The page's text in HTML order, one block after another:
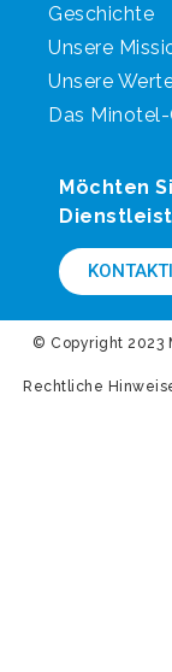
Geschichte
Unsere
Unsere
Das
Möchten
© Copyright 2023
Rechtliche